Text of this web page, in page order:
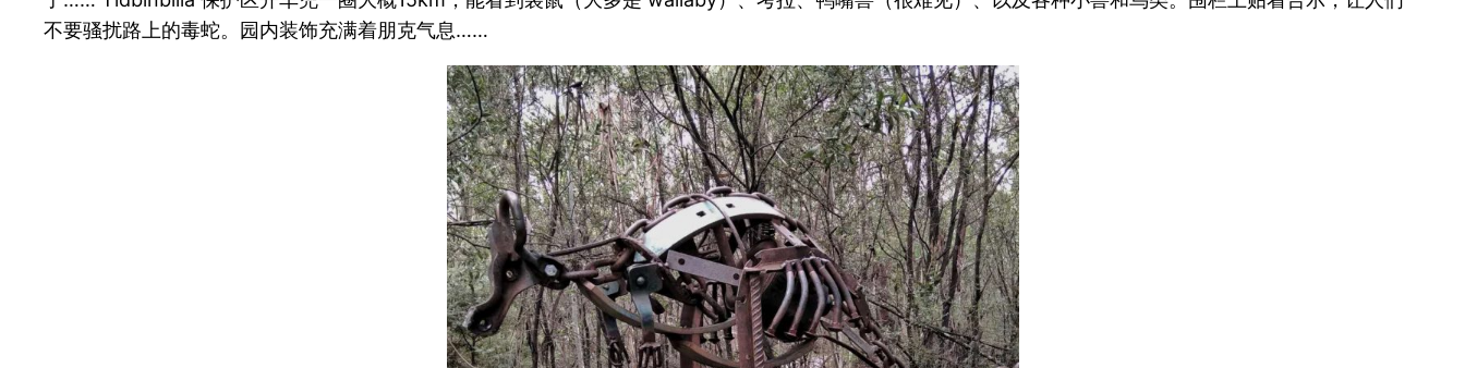
不要骚扰路上的毒蛇。园内装饰充满着朋克气息……